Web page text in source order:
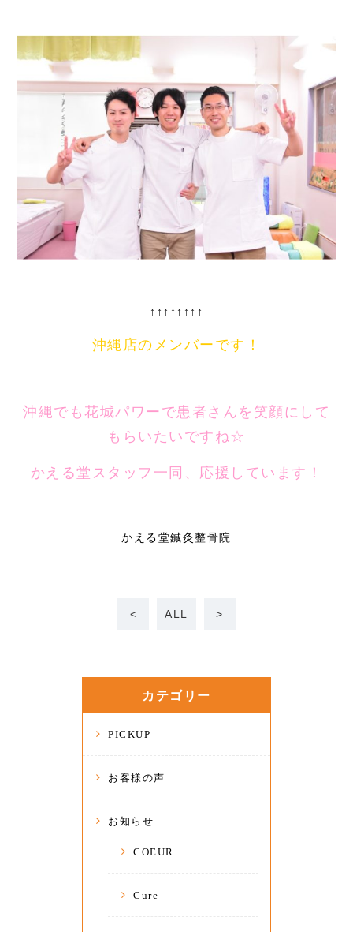
↑↑↑↑↑↑↑↑
沖縄店のメンバーです！
沖縄でも花城パワーで患者さんを笑顔にして
もらいたいですね☆
かえる堂スタッフ一同、応援しています！
かえる堂鍼灸整骨院
< ALL >
カテゴリー
PICKUP
お客様の声
お知らせ
COEUR
Cure